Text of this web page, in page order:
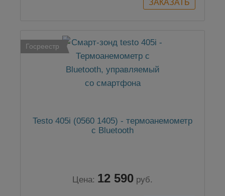
Госреестр
Testo 405i (0560 1405) - термоанемометр
с Bluetooth
Цена: 12 590 руб.